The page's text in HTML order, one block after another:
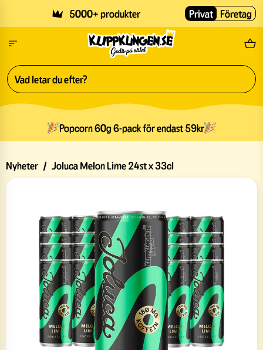
5000+ produkter Fri
Privat Företag
Popcorn 60g 6-pack för endast 59kr
Nyheter / Joluca Melon Lime 24st x 33cl